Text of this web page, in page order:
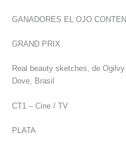
GANADORES EL OJO
GRAND PRIX
Real beauty sketches, de
Dove, Brasil
CT1 – Cine / TV
PLATA